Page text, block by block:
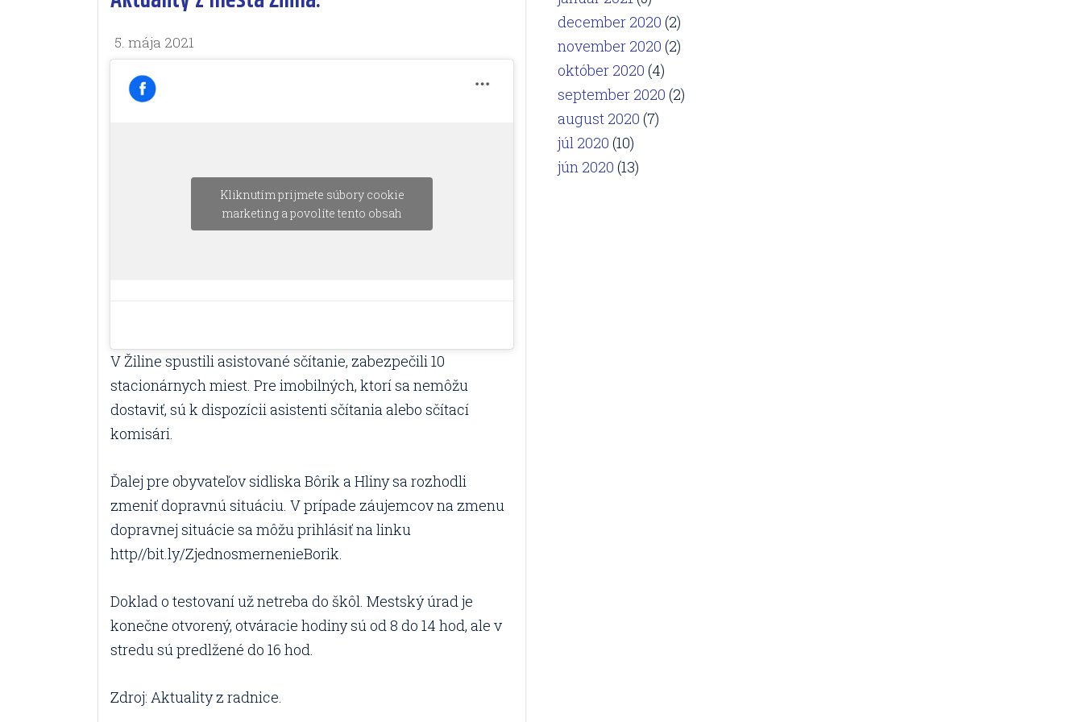
5. mája 2021
Kliknutím prijmete súbory cookie
marketing a povolíte tento obsah
V Žiline spustili asistované sčítanie, zabezpečili 10
stacionárnych miest. Pre imobilných, ktorí sa nemôžu
dostaviť, sú k dispozícii asistenti sčítania alebo sčítací
komisári.
Ďalej pre obyvateľov sidliska Bôrik a Hliny sa rozhodli
zmeniť dopravnú situáciu. V prípade záujemcov na zmenu
dopravnej situácie sa môžu prihlásiť na linku
http//bit.ly/ZjednosmernenieBorik.
Doklad o testovaní už netreba do škôl. Mestský úrad je
konečne otvorený, otváracie hodiny sú od 8 do 14 hod, ale v
stredu sú predlžené do 16 hod.
Zdroj: Aktuality z radnice.
december 2020 (2)
november 2020 (2)
október 2020 (4)
september 2020 (2)
august 2020 (7)
júl 2020 (10)
jún 2020 (13)